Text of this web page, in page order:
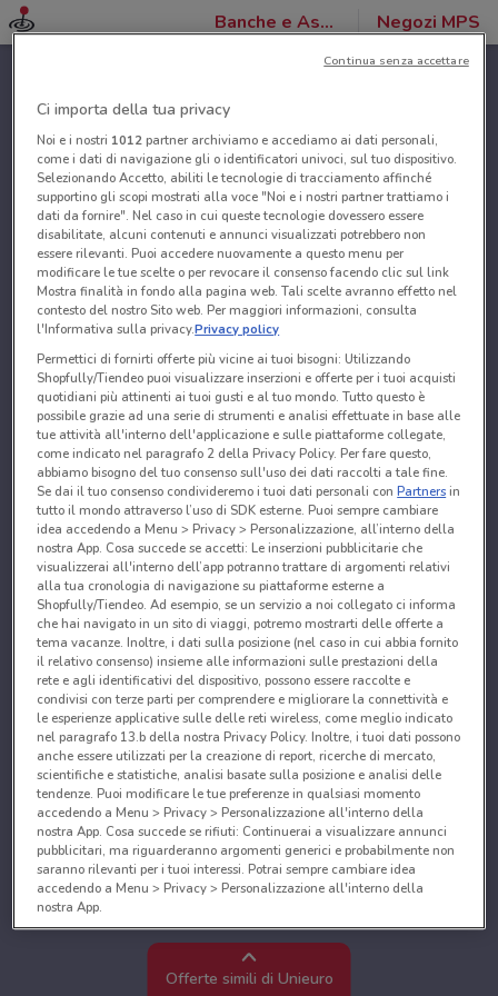
Banche e Assicurazioni Negozi MPS
Offerte simili di Unieuro
Ci importa della tua privacy
Noi e i nostri 1012partner archiviamo e accediamo ai dati personali,
come i dati di navigazione gli o identificatori univoci, sul tuo dispositivo.
Selezionando Accetto, abiliti le tecnologie di tracciamento affinché
supportino gli scopi mostrati alla voce "Noi e i nostri partner trattiamo i
dati da fornire". Nel caso in cui queste tecnologie dovessero essere
disabilitate, alcuni contenuti e annunci visualizzati potrebbero non
essere rilevanti. Puoi accedere nuovamente a questo menu per
modificare le tue scelte o per revocare il consenso facendo clic sul link
Mostra finalità in fondo alla pagina web. Tali scelte avranno effetto nel
contesto del nostro Sito web. Per maggiori informazioni, consulta
l'Informativa sulla privacy.Privacy policy
Permettici di fornirti offerte più vicine ai tuoi bisogni: Utilizzando
Shopfully/Tiendeo puoi visualizzare inserzioni e offerte per i tuoi acquisti
quotidiani più attinenti ai tuoi gusti e al tuo mondo. Tutto questo è
possibile grazie ad una serie di strumenti e analisi effettuate in base alle
tue attività all'interno dell'applicazione e sulle piattaforme collegate,
come indicato nel paragrafo 2 della Privacy Policy. Per fare questo,
abbiamo bisogno del tuo consenso sull'uso dei dati raccolti a tale fine.
Se dai il tuo consenso condivideremo i tuoi dati personali conPartnersin
tutto il mondo attraverso l’uso di SDK esterne. Puoi sempre cambiare
idea accedendo a Menu > Privacy > Personalizzazione, all’interno della
nostra App. Cosa succede se accetti: Le inserzioni pubblicitarie che
visualizzerai all'interno dell’app potranno trattare di argomenti relativi
alla tua cronologia di navigazione su piattaforme esterne a
Shopfully/Tiendeo. Ad esempio, se un servizio a noi collegato ci informa
che hai navigato in un sito di viaggi, potremo mostrarti delle offerte a
tema vacanze. Inoltre, i dati sulla posizione (nel caso in cui abbia fornito
il relativo consenso) insieme alle informazioni sulle prestazioni della
rete e agli identificativi del dispositivo, possono essere raccolte e
condivisi con terze parti per comprendere e migliorare la connettività e
le esperienze applicative sulle delle reti wireless, come meglio indicato
nel paragrafo 13.b della nostra Privacy Policy. Inoltre, i tuoi dati possono
anche essere utilizzati per la creazione di report, ricerche di mercato,
scientifiche e statistiche, analisi basate sulla posizione e analisi delle
tendenze. Puoi modificare le tue preferenze in qualsiasi momento
accedendo a Menu > Privacy > Personalizzazione all'interno della
nostra App. Cosa succede se rifiuti: Continuerai a visualizzare annunci
pubblicitari, ma riguarderanno argomenti generici e probabilmente non
saranno rilevanti per i tuoi interessi. Potrai sempre cambiare idea
accedendo a Menu > Privacy > Personalizzazione all'interno della
nostra App.
Noi e i nostri partner trattiamo i dati per fornire:
Utilizzare dati di geolocalizzazione precisi. Scansione attiva delle
caratteristiche del dispositivo ai fini dell’identificazione. Archiviare
Continua senza accettare